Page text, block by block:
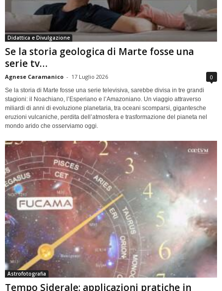
Didattica e Divulgazione
Se la storia geologica di Marte fosse una
serie tv…
Agnese Caramanico - 17 Luglio 2026 0
Se la storia di Marte fosse una serie televisiva, sarebbe divisa in tre grandi
stagioni: il Noachiano, l’Esperiano e l’Amazoniano. Un viaggio attraverso
miliardi di anni di evoluzione planetaria, tra oceani scomparsi, gigantesche
eruzioni vulcaniche, perdita dell’atmosfera e trasformazione del pianeta nel
mondo arido che osserviamo oggi.
Astrofotografia
Tempo Siderale: applicazioni pratiche in